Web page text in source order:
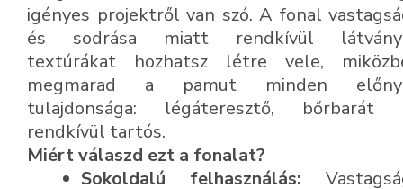
igényes projektről van szó. A fonal
és sodrása miatt rendkívül
textúrákat hozhatsz létre vele,
megmarad a pamut minden
tulajdonsága: légáteresztő, bőrbarát
rendkívül tartós.
Miért válaszd ezt a fonalat?
Sokoldalú felhasználás: